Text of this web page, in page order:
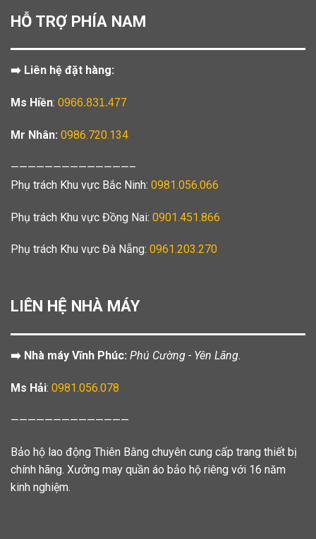
HỖ TRỢ PHÍA NAM
➡️ Liên hệ đặt hàng:
Ms Hiền: 0966.831.477
Mr Nhân: 0986.720.134
——————————————–
Phụ trách Khu vực Bắc Ninh: 0981.056.066
Phụ trách Khu vực Đồng Nai: 0901.451.866
Phụ trách Khu vực Đà Nẵng: 0961.203.270
LIÊN HỆ NHÀ MÁY
➡️ Nhà máy Vĩnh Phúc: Phú Cường - Yên Lãng.
Ms Hải: 0981.056.078
——————————————
Bảo hộ lao động Thiên Bằng chuyên cung cấp trang thiết bị
chính hãng. Xưởng may quần áo bảo hộ riêng với 16 năm
kinh nghiệm.